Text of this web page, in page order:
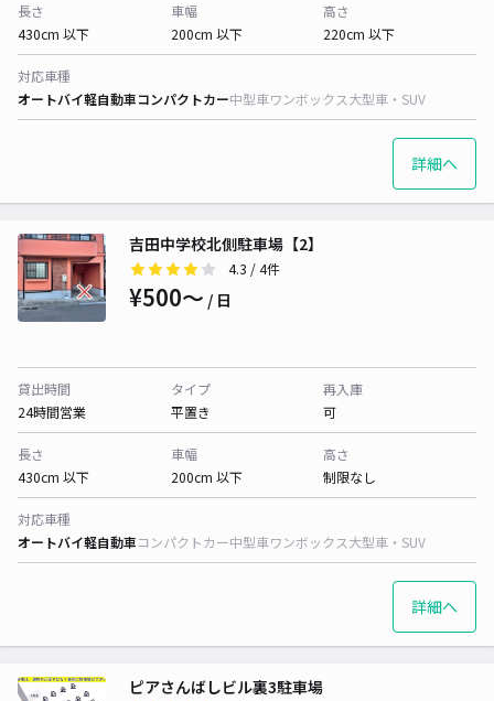
長さ
430cm 以下
車幅
200cm 以下
高さ
220cm 以下
対応車種
オートバイ軽自動車コンパクトカー中型車ワンボックス大型車・SUV
詳細へ
吉田中学校北側駐車場【2】
4.3 / 4件
¥500〜 / 日
貸出時間
24時間営業
タイプ
平置き
再入庫
可
長さ
430cm 以下
車幅
200cm 以下
高さ
制限なし
対応車種
オートバイ軽自動車コンパクトカー中型車ワンボックス大型車・SUV
詳細へ
ピアさんばしビル裏3駐車場